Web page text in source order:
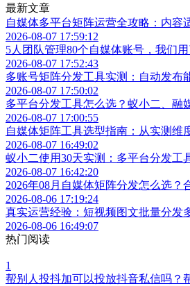
最新文章
自媒体多平台矩阵运营全攻略：内容
2026-08-07 17:59:12
5人团队管理80个自媒体账号，我们
2026-08-07 17:52:43
多账号矩阵分发工具实测：自动发布
2026-08-07 17:50:02
多平台分发工具怎么选？蚁小二、融
2026-08-07 17:00:55
自媒体矩阵工具选型指南：从实测维
2026-08-07 16:49:02
蚁小二使用30天实测：多平台分发工
2026-08-07 16:42:20
2026年08月自媒体矩阵分发怎么选？
2026-08-06 17:19:24
真实运营经验：短视频图文批量分发
2026-08-06 16:49:07
热门阅读
1
帮别人投抖加可以投放抖音私信吗？